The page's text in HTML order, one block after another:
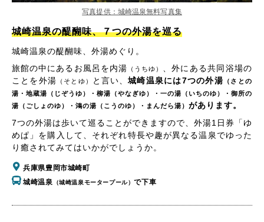
写真提供：城崎温泉無料写真集
城崎温泉の醍醐味、７つの外湯を巡る
城崎温泉の醍醐味、外湯めぐり。
旅館の中にあるお風呂を内湯 （うちゆ） 、外にある共同浴場の
ことを外湯 （そとゆ） と言い、 城崎温泉には7つの外湯 （さとの
湯・地蔵湯（じぞうゆ）・柳湯（やなぎゆ）・一の湯（いちのゆ）・御所の
湯（ごしょのゆ）・鴻の湯（こうのゆ）・まんだら湯） があります。
7つの外湯は歩いて巡ることができますので、外湯1日券「ゆ
めぱ」を購入して、それぞれ特長や趣が異なる温泉でゆった
り癒されてみてはいかがでしょうか。
兵庫県豊岡市城崎町
城崎温泉 （城崎温泉モータープール）で下車